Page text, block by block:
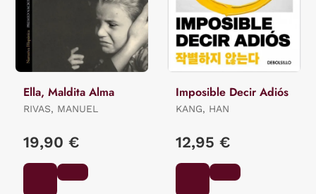
Ella, Maldita Alma
RIVAS, MANUEL
19,90 €
Imposible Decir Adiós
KANG, HAN
12,95 €